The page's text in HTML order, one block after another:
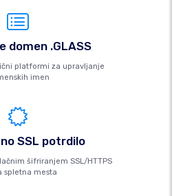
domen .GLASS
platformi za upravljanje
imen
SSL potrdilo
šifriranjem SSL/HTTPS
spletna mesta